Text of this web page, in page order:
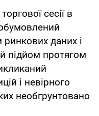
сесії в
даних і
підйом протягом
і невірного
необгрунтовано